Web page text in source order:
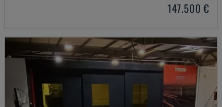
147.500 €